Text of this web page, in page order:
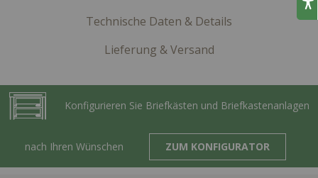
Technische Daten & Details
Lieferung & Versand
Konfigurieren Sie Briefkästen und Briefkastenanlagen
nach Ihren Wünschen ZUM KONFIGURATOR